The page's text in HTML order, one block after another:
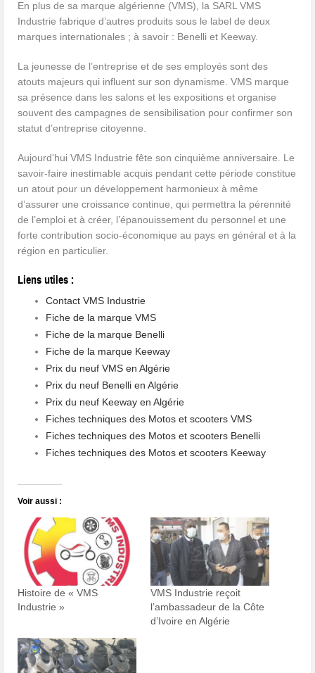
En plus de sa marque algérienne (VMS), la SARL VMS
Industrie fabrique d’autres produits sous le label de deux
marques internationales ; à savoir : Benelli et Keeway.
La jeunesse de l’entreprise et de ses employés sont des
atouts majeurs qui influent sur son dynamisme. VMS marque
sa présence dans les salons et les expositions et organise
souvent des campagnes de sensibilisation pour confirmer son
statut d’entreprise citoyenne.
Aujourd’hui VMS Industrie fête son cinquième anniversaire. Le
savoir-faire inestimable acquis pendant cette période constitue
un atout pour un développement harmonieux à même
d’assurer une croissance continue, qui permettra la pérennité
de l’emploi et à créer, l’épanouissement du personnel et une
forte contribution socio-économique au pays en général et à la
région en particulier.
Liens utiles :
Contact VMS Industrie
Fiche de la marque VMS
Fiche de la marque Benelli
Fiche de la marque Keeway
Prix du neuf VMS en Algérie
Prix du neuf Benelli en Algérie
Prix du neuf Keeway en Algérie
Fiches techniques des Motos et scooters VMS
Fiches techniques des Motos et scooters Benelli
Fiches techniques des Motos et scooters Keeway
Voir aussi :
Histoire de « VMS
Industrie »
VMS Industrie reçoit
l’ambassadeur de la Côte
d’Ivoire en Algérie